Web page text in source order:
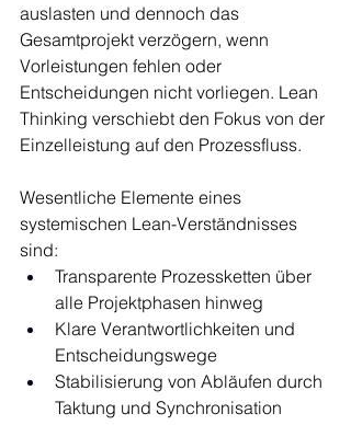
auslasten und dennoch das
Gesamtprojekt verzögern, wenn
Vorleistungen fehlen oder
Entscheidungen nicht vorliegen. Lean
Thinking verschiebt den Fokus von der
Einzelleistung auf den Prozessfluss.
Wesentliche Elemente eines
systemischen Lean-Verständnisses
sind:
Transparente Prozessketten über
alle Projektphasen hinweg
Klare Verantwortlichkeiten und
Entscheidungswege
Stabilisierung von Abläufen durch
Taktung und Synchronisation